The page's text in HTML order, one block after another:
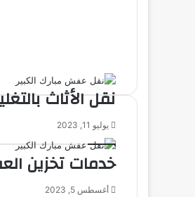
نقل الأثاث
يوليو 11, 2023
خدمات تخزين
أغسطس 5, 2023